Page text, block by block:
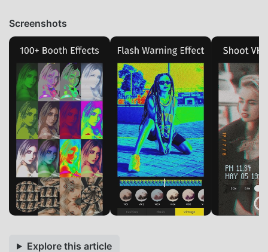
Screenshots
Explore this article